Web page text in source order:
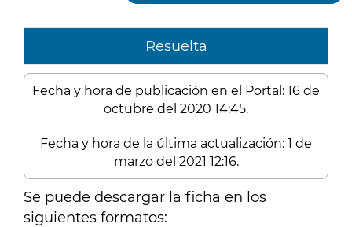
Resuelta
Fecha y hora de publicación en el Portal: 16 de
octubre del 2020 14:45.
Fecha y hora de la última actualización: 1 de
marzo del 2021 12:16.
Se puede descargar la ficha en los
siguientes formatos: